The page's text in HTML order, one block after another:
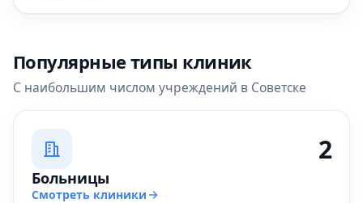
Популярные типы клиник
С наибольшим числом учреждений в Советске
2
Больницы
Смотреть клиники